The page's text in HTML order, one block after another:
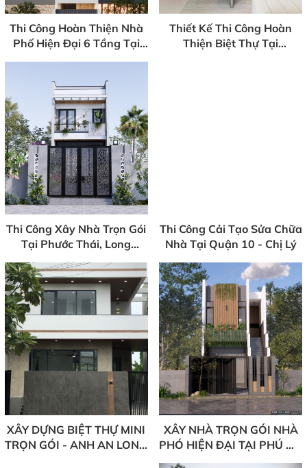
Thi Công Hoàn Thiện Nhà
Phố Hiện Đại 6 Tầng Tại
Thiết Kế Thi Công Hoàn
Thiện Biệt Thự Tại
Thi Công Xây Nhà Trọn Gói
Tại Phước Thái, Long
Thi Công Cải Tạo Sửa Chữa
Nhà Tại Quận 10 - Chị Lý
XÂY DỰNG BIỆT THỰ MINI
TRỌN GÓI - ANH AN LONG
XÂY NHÀ TRỌN GÓI NHÀ
PHÓ HIỆN ĐẠI TẠI PHÚ MỸ
- BRVT CHỦ ĐẦU TƯ BÁC